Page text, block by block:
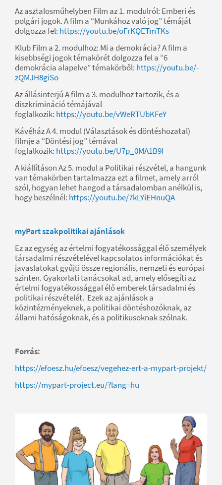
Az asztalosműhelyben Film az 1. modulról: Emberi és
polgári jogok. A film a “Munkához való jog” témáját
dolgozza fel: https://youtu.be/oFrKQETmTKs
Klub Film a 2. modulhoz: Mi a demokrácia? A film a
kisebbségi jogok témakörét dolgozza fel a “6
demokrácia alapelve” témakörből: https://youtu.be/-
zQMJH8giSo
Az állásinterjú A film a 3. modulhoz tartozik, és a
diszkrimináció témájával
foglalkozik: https://youtu.be/vWeRTUbKFeY
Kávéház A 4. modul (Választások és döntéshozatal)
filmje a “Döntési jog” témával
foglalkozik: https://youtu.be/U7p_0MA1B9I
A kiállításon Az 5. modul a Politikai részvétel, a hangunk
van témakörben tartalmazza ezt a filmet, amely arról
szól, hogyan lehet hangod a társadalomban anélkül is,
hogy beszélnél: https://youtu.be/7kLYiEHnuQA
myPart szakpolitikai ajánlások
Ez az egység az értelmi fogyatékossággal élő személyek
társadalmi részvételével kapcsolatos információkat és
javaslatokat gyűjti össze regionális, nemzeti és európai
szinten. Gyakorlati tanácsokat ad, amely elősegíti az
értelmi fogyatékossággal élő emberek társadalmi és
politikai részvételét. Ezek az ajánlások a
közintézményeknek, a politikai döntéshozóknak, az
állami hatóságoknak, és a politikusoknak szólnak.
Forrás:
https://efoesz.hu/efoesz/vegehez-ert-a-mypart-projekt/
https://mypart-project.eu/?lang=hu